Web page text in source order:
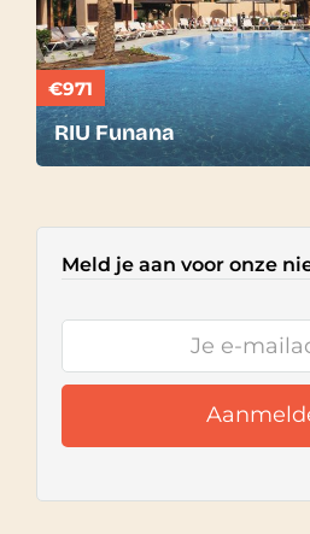
€971
RIU Funana
Meld je aan voor onze